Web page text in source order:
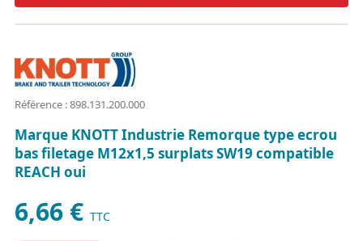
Référence : 898.131.200.000
Marque KNOTT Industrie Remorque type ecrou
bas filetage M12x1,5 surplats SW19 compatible
REACH oui
6,66 € TTC